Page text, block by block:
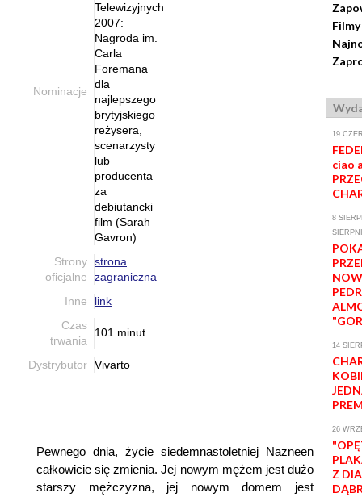
Nominacje
Telewizyjnych
2007:
Nagroda im.
Carla
Foremana
dla
najlepszego
brytyjskiego
reżysera,
scenarzysty
lub
producenta
za
debiutancki
film (Sarah
Gavron)
Strony
oficjalne
strona
zagraniczna
Inne
link
Czas
trwania
101 minut
Dystrybutor Vivarto
Pewnego dnia, życie siedemnastoletniej Nazneen
całkowicie się zmienia. Jej nowym mężem jest dużo
starszy mężczyzna, jej nowym domem jest
19
ciao
8
14
26
Z